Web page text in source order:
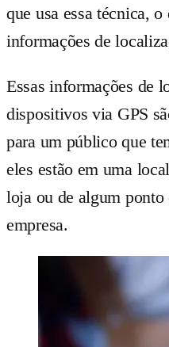
que usa essa técnica,
informações de
Essas informações de
dispositivos via GPS
para um público que
eles estão em uma
loja ou de algum ponto
empresa.